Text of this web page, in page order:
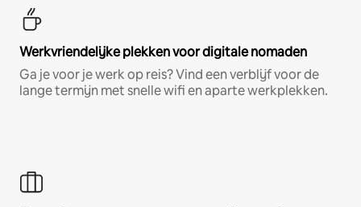
Werkvriendelijke plekken voor digitale nomaden
Ga je voor je werk op reis? Vind een verblijf voor de
lange termijn met snelle wifi en aparte werkplekken.